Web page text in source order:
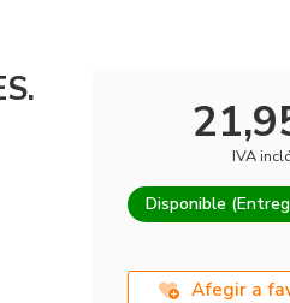
IVA
Disponible
Afegir a